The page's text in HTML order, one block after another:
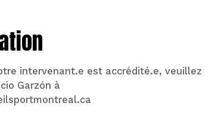
intervenant.e est accrédité.e, veuillez
Garz­ón à